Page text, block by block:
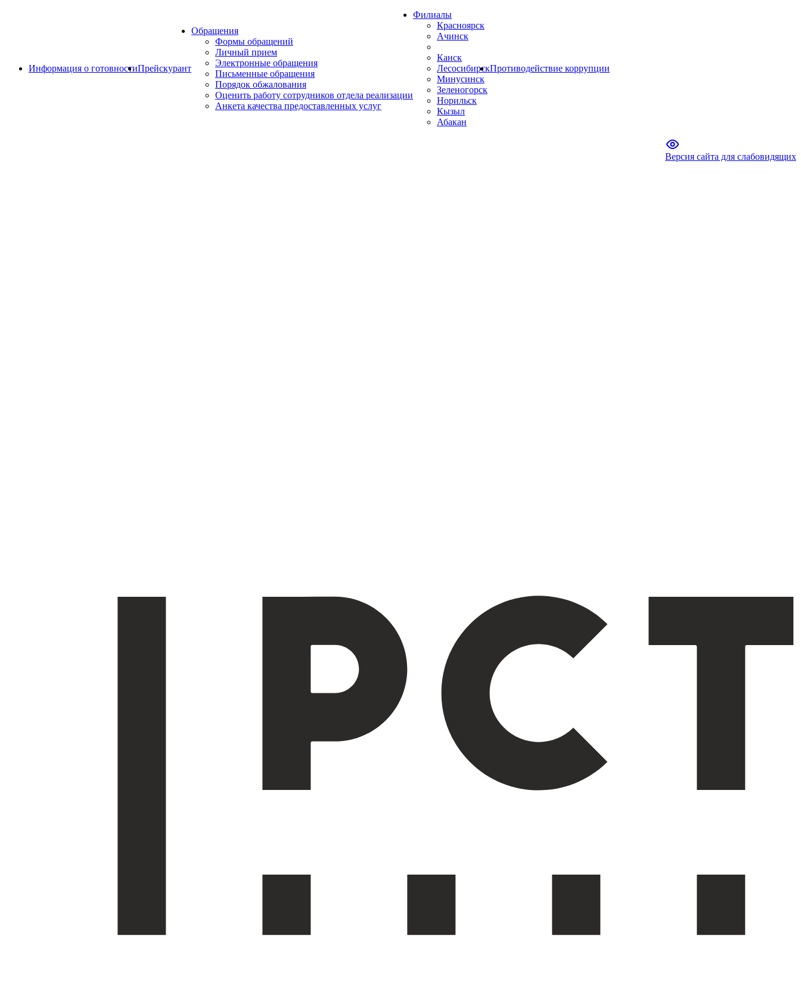
Информация о готовностиПрейскурант
Обращения
Формы обращений
Личный прием
Электронные обращения
Письменные обращения
Порядок обжалования
Оценить работу сотрудников отдела реализации
Анкета качества предоставленных услуг
Филиалы
Красноярск
Ачинск
Канск
Лесосибирск
Минусинск
Зеленогорск
Норильск
Кызыл
Абакан
Противодействие коррупции
Версия сайта для слабовидящих